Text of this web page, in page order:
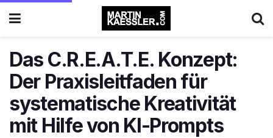
Das C.R.E.A.T.E. Konzept:
Der Praxisleitfaden für
systematische Kreativität
mit Hilfe von KI-Prompts